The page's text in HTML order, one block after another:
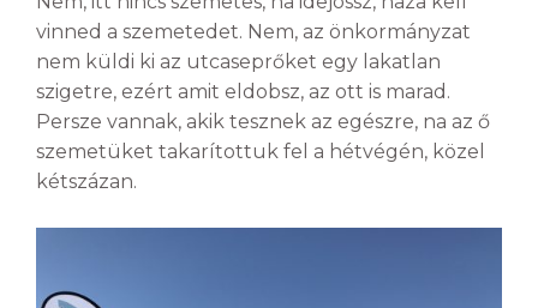
vinned a szemetedet. Nem, az önkormányzat
nem küldi ki az utcaseprőket egy lakatlan
szigetre, ezért amit eldobsz, az ott is marad.
Persze vannak, akik tesznek az egészre, na az ő
szemetüket takarítottuk fel a hétvégén, közel
kétszázan.